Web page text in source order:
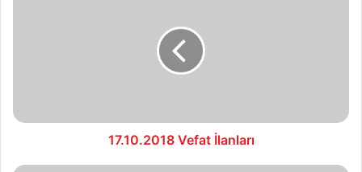
17.10.2018 Vefat İlanları